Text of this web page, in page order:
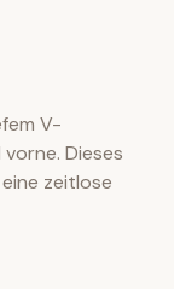
V-
Dieses
zeitlose